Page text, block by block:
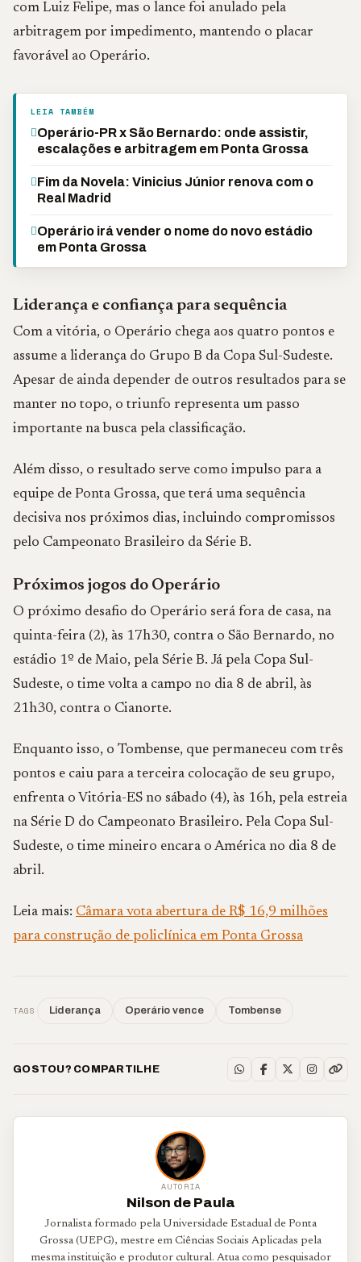
com Luiz Felipe, mas o lance foi anulado pela
arbitragem por impedimento, mantendo o placar
favorável ao Operário.
LEIA TAMBÉM
Operário-PR x São Bernardo: onde assistir,
escalações e arbitragem em Ponta Grossa
Fim da Novela: Vinicius Júnior renova com o
Real Madrid
Operário irá vender o nome do novo estádio
em Ponta Grossa
Liderança e confiança para sequência
Com a vitória, o Operário chega aos quatro pontos e
assume a liderança do Grupo B da Copa Sul-Sudeste.
Apesar de ainda depender de outros resultados para se
manter no topo, o triunfo representa um passo
importante na busca pela classificação.
Além disso, o resultado serve como impulso para a
equipe de Ponta Grossa, que terá uma sequência
decisiva nos próximos dias, incluindo compromissos
pelo Campeonato Brasileiro da Série B.
Próximos jogos do Operário
O próximo desafio do Operário será fora de casa, na
quinta-feira (2), às 17h30, contra o São Bernardo, no
estádio 1º de Maio, pela Série B. Já pela Copa Sul-
Sudeste, o time volta a campo no dia 8 de abril, às
21h30, contra o Cianorte.
Enquanto isso, o Tombense, que permaneceu com três
pontos e caiu para a terceira colocação de seu grupo,
enfrenta o Vitória-ES no sábado (4), às 16h, pela estreia
na Série D do Campeonato Brasileiro. Pela Copa Sul-
Sudeste, o time mineiro encara o América no dia 8 de
abril.
Leia mais: Câmara vota abertura de R$ 16,9 milhões
para construção de policlínica em Ponta Grossa
TAGS Liderança Operário vence Tombense
GOSTOU? COMPARTILHE
AUTORIA
Nilson de Paula
Jornalista formado pela Universidade Estadual de Ponta
Grossa (UEPG), mestre em Ciências Sociais Aplicadas pela
mesma instituição e produtor cultural. Atua como pesquisador